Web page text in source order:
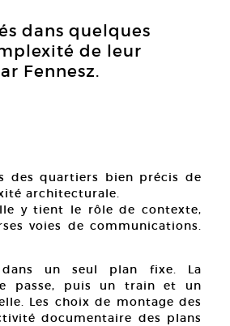
dans quelques
de leur
Fennesz.
des quartiers bien précis de
architecturale.
y tient le rôle de contexte,
voies de communications.
dans un seul plan fixe. La
passe, puis un train et un
Les choix de montage des
documentaire des plans